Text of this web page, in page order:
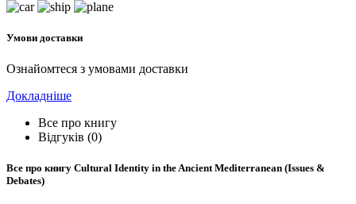
Умови доставки
Ознайомтеся з умовами доставки
Докладніше
Все про книгу
Відгуків (0)
Все про книгу Cultural Identity in the Ancient Mediterranean (Issues &
Debates)